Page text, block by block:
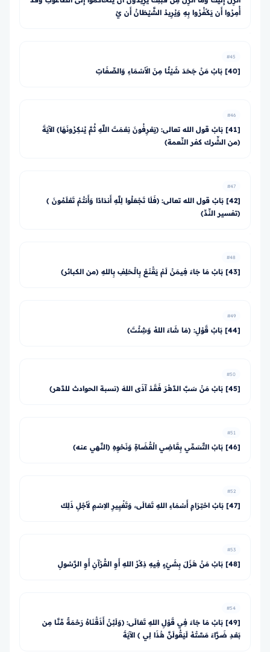
أُمِرُوا أَن يَكْفُرُوا بِهِ وَيُرِيدُ الشَّيْطَانُ أَن يُ
#45
[40] بَابُ مَنْ جَحَدَ شَيْئًا مِنَ الأَسْمَاءِ وَالصِّفَاتِ
#46
[41] بَابُ قول الله تعالى: ﴿يَعْرِفُونَ نِعْمَتَ اللَّهِ ثُمَّ يُنكِرُونَهَا﴾ الآيَةَ
(من الشِّرك كفر النِّعمة)
#47
[42] بَابُ قول الله تعالى: ﴿فَلَا تَجْعَلُوا لِلَّهِ أَندَادًا وَأَنتُمْ تَعْلَمُونَ ﴾
(تفسير النِّدِّ)
#48
[43] بَابُ مَا جَاءَ فِيمَنْ لَمْ يَقْنَعْ بِالْـحَلِفِ بِاللهِ (من الكبائر)
#49
[44] بَابُ قَوْلِ: (مَا شَاءَ اللهُ وَشِئْتَ)
#50
[45] بَابُ مَنْ سَبَّ الدَّهْرَ فَقَدْ آذَى اللهَ (نسبة الحوادث للدَّهر)
#51
[46] بَابُ التَّسَمِّي بِقَاضِي الْقُضَاةِ وَنَحْوِهِ (النَّهي عنه)
#52
[47] بَابُ احْتِرَامِ أَسْمَاءِ اللهِ تَعَالَى، وَتَغْيِيرِ الاِسْمِ لأَجْلِ ذَلِكَ
#53
[48] بَابُ مَنْ هَزَلَ بِشَيْءٍ فِيهِ ذِكْرُ اللهِ أَوِ القُرْآنِ أَوِ الرَّسُولِ
#54
[49] بَابُ مَا جَاءَ فِي قَوْلِ اللهِ تَعَالَى: ﴿وَلَئِنْ أَذَقْنَاهُ رَحْمَةً مِّنَّا مِن
بَعْدِ ضَرَّاءَ مَسَّتْهُ لَيَقُولَنَّ هَٰذَا لِي ﴾ الآيَةَ